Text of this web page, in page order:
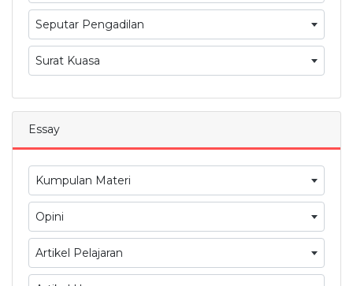
Seputar Pengadilan
Surat Kuasa
Essay
Kumpulan Materi
Opini
Artikel Pelajaran